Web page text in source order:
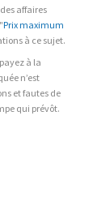
affaires
Prix maximum
à ce sujet.
à la
n’est
et fautes de
qui prévôt.